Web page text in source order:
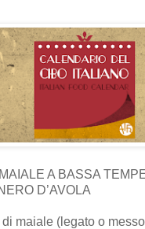
A BASSA
D’AVOLA
maiale (legato o